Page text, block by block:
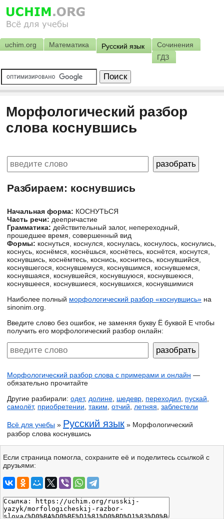
uchim.org Математика Русский язык
Сочинения
ГДЗ
Морфологический разбор
слова коснувшись
Разбираем: коснувшись
Начальная форма: КОСНУТЬСЯ
Часть речи: деепричастие
Грамматика: действительный залог, непереходный,
прошедшее время, совершенный вид
Формы: коснуться, коснулся, коснулась, коснулось, коснулись,
коснусь, коснёмся, коснёшься, коснётесь, коснётся, коснутся,
коснувшись, коснёмтесь, коснись, коснитесь, коснувшийся,
коснувшегося, коснувшемуся, коснувшимся, коснувшемся,
коснувшаяся, коснувшейся, коснувшуюся, коснувшеюся,
коснувшееся, коснувшиеся, коснувшихся, коснувшимися
Наиболее полный морфологический разбор «коснувшись» на
sinonim.org.
Введите слово без ошибок, не заменяя букву Ё буквой Е чтобы
получить его морфологический разбор онлайн:
Морфологический разбор слова с примерами и онлайн —
обязательно прочитайте
Другие разбирали: одет, долине шедевр переходил пускай
самолёт, приобретении таким отчий летняя заблестели
Всё для учебы » Русский язык » Морфологический
разбор слова коснувшись
Если страница помогла, сохраните её и поделитесь ссылкой с
друзьями: